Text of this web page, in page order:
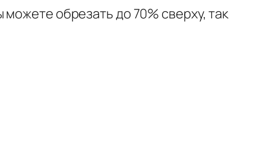
обрезать до 70% сверху, так